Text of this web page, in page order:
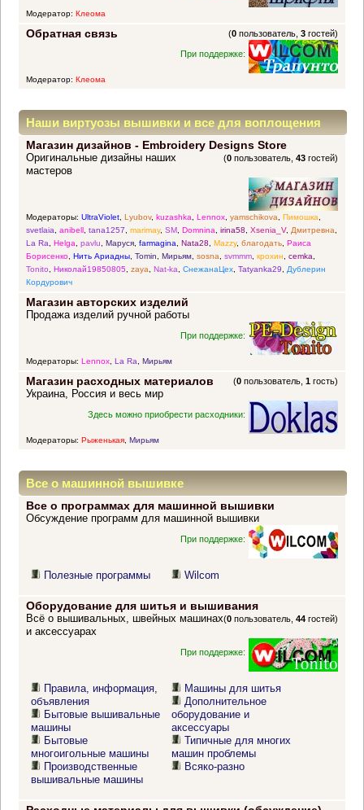
Модератор: Клеома
Обратная связь (0 пользователь,3 гостей)
При поддержке:
Модератор: Клеома
Наши виртуозы вышивки и все для воплощения
прекрасных идей
Магазин дизайнов - Embroidery Designs Store
(0 пользователь,43 гостей)
Оригинальные дизайны наших
мастеров
Модераторы: UltraViolet, Lyubov, kuzashka, Lennox, yamschikova, Пимошка,
svetlaia, anibell, tana1257, marimay, SM, Domnina, irina58, Xsenia_V, Дмитревна,
La Ra, Helga, pavlu, Маруся, farmagina, Nata28, Mazzy, благодать, Раиса
Борисенко, Нить Ариадны, Tomin, Мирьям, sosna, svmmm, крохин, cemka,
Tonito, Николай19850805, zaya, Nat-ka, СнежанаЦех, Tatyanka29, Дублерин
Кордурович
Магазин авторских изделий
Продажа изделий ручной работы
При поддержке:
Модераторы: Lennox, La Ra, Мирьям
Магазин расходных материалов (0 пользователь,1 гость)
Украина, Россия и весь мир
Здесь можно приобрести расходники:
Модераторы: Рыженькая, Мирьям
Все о машинной вышивке
Все о программах для машинной вышивки
Обсуждение программ для машинной вышивки
При поддержке:
Полезные программы Wilcom
Оборудование для шитья и вышивания
(0 пользователь,44 гостей)
Всё о вышивальных, швейных машинах
и аксессуарах
При поддержке:
Правила, информация,
объявления
Бытовые вышивальные
машины
Бытовые
многоигольные машины
Производственные
вышивальные машины
Машины для шитья
Дополнительное
оборудование и
аксессуары
Типичные для многих
машин проблемы
Всяко-разно